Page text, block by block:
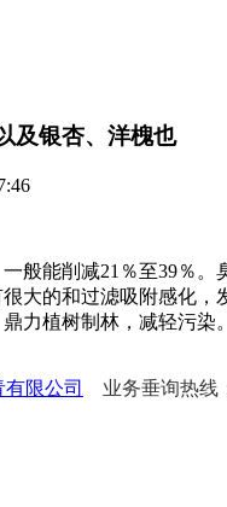
及银杏、洋槐也
能削减21％至39％。
大的和过滤吸附感化
力植树制林，减轻污染。
限公司 业务垂询热线